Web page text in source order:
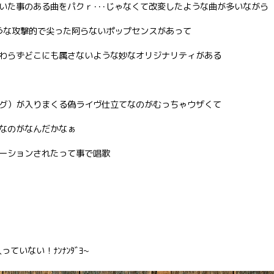
た事のある曲をパクｒ･･･じゃなくて改変したような曲が多いながら
攻撃的で尖った阿らないポップセンスがあって
らずどこにも属さないような妙なオリジナリティがある
）が入りまくる偽ライヴ仕立てなのがむっちゃウザくて
のがなんだかなぁ
ションされたって事で唱歌
ていない！ﾅﾝﾅﾝﾀﾞﾖ~